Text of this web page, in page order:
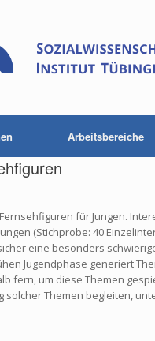
Arbeitsbereiche
für Jungen.
(Stichprobe: 40
eine besonders
Jugendphase generiert
fern, um diese Themen
solcher Themen begleiten,